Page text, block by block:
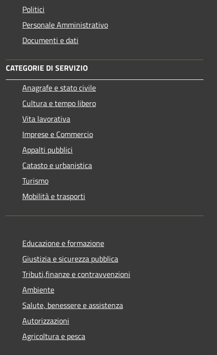
Politici
Personale Amministrativo
Documenti e dati
CATEGORIE DI SERVIZIO
Anagrafe e stato civile
Cultura e tempo libero
Vita lavorativa
Imprese e Commercio
Appalti pubblici
Catasto e urbanistica
Turismo
Mobilità e trasporti
Educazione e formazione
Giustizia e sicurezza pubblica
Tributi,finanze e contravvenzioni
Ambiente
Salute, benessere e assistenza
Autorizzazioni
Agricoltura e pesca